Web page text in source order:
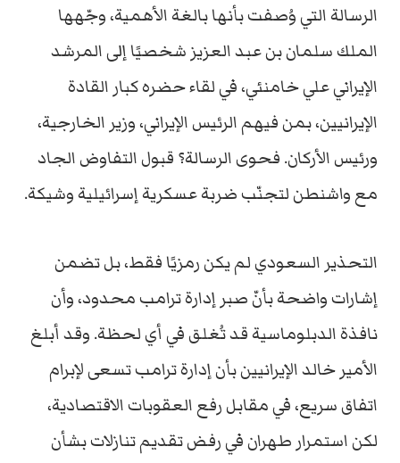
الرسالة التي وُصفت بأنها بالغة الأهمية، وجّهها
الملك سلمان بن عبد العزيز شخصيًا إلى المرشد
الإيراني علي خامنئي، في لقاء حضره كبار القادة
الإيرانيين، بمن فيهم الرئيس الإيراني، وزير الخارجية،
ورئيس الأركان. فحوى الرسالة؟ قبول التفاوض الجاد
مع واشنطن لتجنّب ضربة عسكرية إسرائيلية وشيكة.
التحذير السعودي لم يكن رمزيًا فقط، بل تضمن
إشارات واضحة بأنّ صبر إدارة ترامب محدود، وأن
نافذة الدبلوماسية قد تُغلق في أي لحظة. وقد أبلغ
الأمير خالد الإيرانيين بأن إدارة ترامب تسعى لإبرام
اتفاق سريع، في مقابل رفع العقوبات الاقتصادية،
لكن استمرار طهران في رفض تقديم تنازلات بشأن